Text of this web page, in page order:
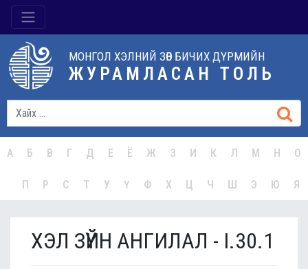
МОНГОЛ ХЭЛНИЙ ЗӨВ БИЧИХ ДҮРМИЙН
ЖУРАМЛАСАН ТОЛЬ
А Б В Г Д Е Ё Ж З И К Л М Н О
П Р С Т У Ү Ф Х Ц Ч Ш Э Ю Я
ХЭЛ ЗҮЙН АНГИЛАЛ - I.30.1